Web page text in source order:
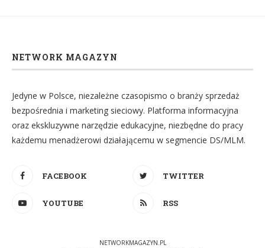
NETWORK MAGAZYN
Jedyne w Polsce, niezależne czasopismo o branży sprzedaż
bezpośrednia i marketing sieciowy. Platforma informacyjna
oraz ekskluzywne narzędzie edukacyjne, niezbędne do pracy
każdemu menadżerowi działającemu w segmencie DS/MLM.
FACEBOOK TWITTER
YOUTUBE RSS
NETWORKMAGAZYN.PL